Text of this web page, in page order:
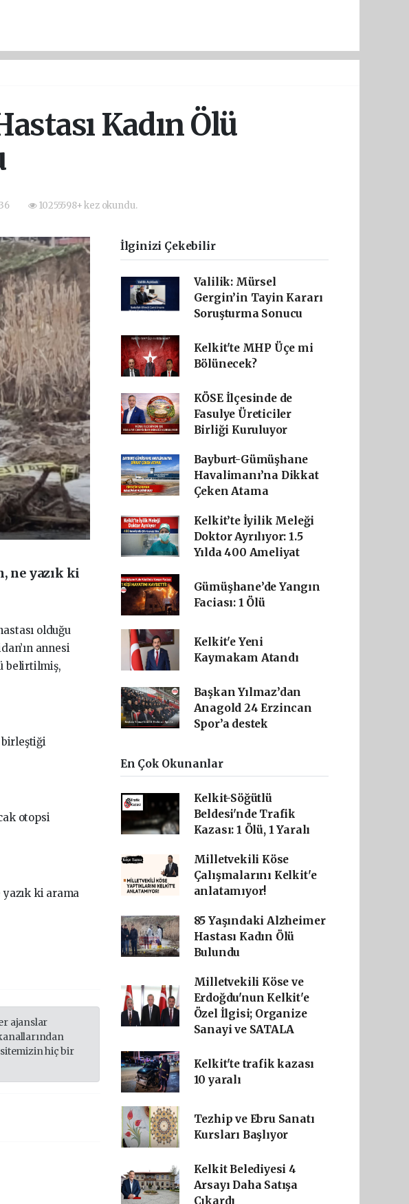
Kadın Ölü
10255598+ kez okundu.
ne yazık ki
olduğu
annesi
belirtilmiş,
birleştiği
otopsi
ki arama
ajanslar
hiç bir
İlginizi Çekebilir
Valilik: Mürsel
Gergin’in Tayin Kararı
Soruşturma Sonucu
Kelkit'te MHP Üçe mi
Bölünecek?
KÖSE İlçesinde de
Fasulye Üreticiler
Birliği Kuruluyor
Bayburt-Gümüşhane
Havalimanı’na Dikkat
Çeken Atama
Kelkit’te İyilik Meleği
Doktor Ayrılıyor: 1.5
Yılda 400 Ameliyat
Gümüşhane’de Yangın
Faciası: 1 Ölü
Kelkit'e Yeni
Kaymakam Atandı
Başkan Yılmaz’dan
Anagold 24 Erzincan
Spor’a destek
En Çok Okunanlar
Kelkit-Söğütlü
Beldesi'nde Trafik
Kazası: 1 Ölü, 1 Yaralı
Milletvekili Köse
Çalışmalarını Kelkit'e
anlatamıyor!
85 Yaşındaki Alzheimer
Hastası Kadın Ölü
Bulundu
Milletvekili Köse ve
Erdoğdu'nun Kelkit'e
Özel İlgisi; Organize
Sanayi ve SATALA
Kelkit'te trafik kazası
10 yaralı
Tezhip ve Ebru Sanatı
Kursları Başlıyor
Kelkit Belediyesi 4
Arsayı Daha Satışa
Çıkardı